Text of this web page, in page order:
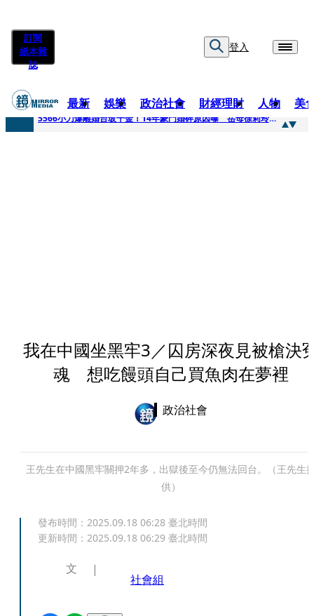
訂閱
紙本雜
誌
登入
最新 娛樂 政治社會 財經理財 人物 美
快訊
5566小刀爆離婚台玻千金！14年豪門婚碎原因曝 岳母徐莉玲風暴意外揭家族祕辛
我在中國坐黑牢3／囚房深夜見被槍決
魂 想吃饅頭自己買魚肉在夢裡
政治社會
王先生在中國黑牢關押2年多，出獄後至今仍無法回台。（王先生
供）
發布時間： 2025.09.18 06:28 臺北時間
更新時間： 2025.09.18 06:29 臺北時間
文
社會組